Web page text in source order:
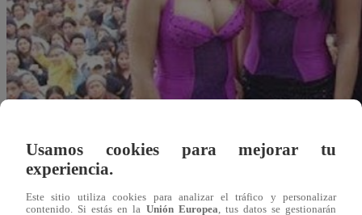
Redacción Latina
Usamos cookies para mejorar tu
experiencia.
Este sitio utiliza cookies para analizar el tráfico y personalizar
contenido. Si estás en la Unión Europea , tus datos se gestionarán